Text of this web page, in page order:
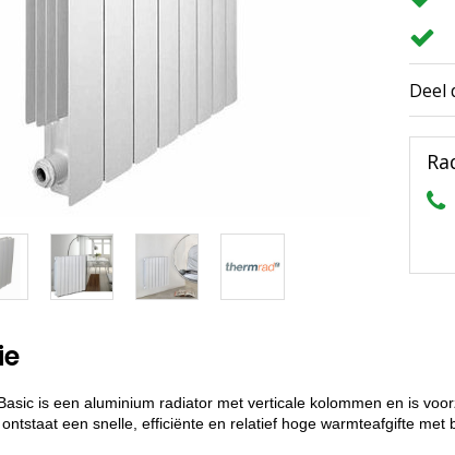
Deel
is een aluminium radiator met verticale kolommen en is
een snelle, efficiënte en relatief hoge warmteafgifte